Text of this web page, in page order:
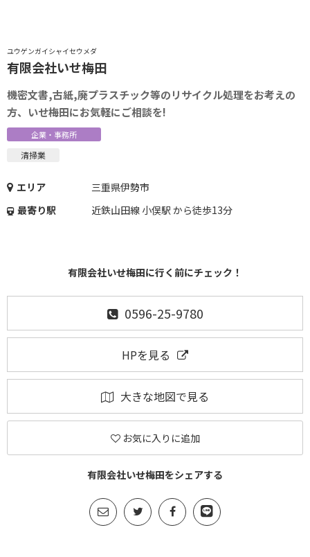
ユウゲンガイシャイセウメダ
有限会社いせ梅田
機密文書,古紙,廃プラスチック等のリサイクル処理をお考えの
方、いせ梅田にお気軽にご相談を!
企業・事務所
清掃業
エリア
三重県伊勢市
最寄り駅
近鉄山田線 小俣駅 から徒歩13分
有限会社いせ梅田に行く前にチェック！
0596-25-9780
HPを見る
大きな地図で見る
お気に入りに追加
有限会社いせ梅田をシェアする